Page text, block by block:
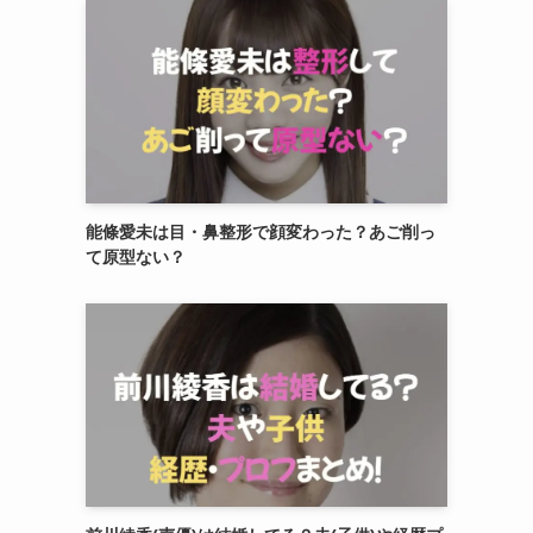
能條愛未は目・鼻整形で顔変わった？あご削っ
て原型ない？